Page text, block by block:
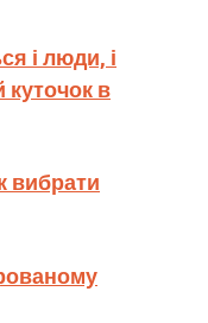
і люди, і
куточок в
вибрати